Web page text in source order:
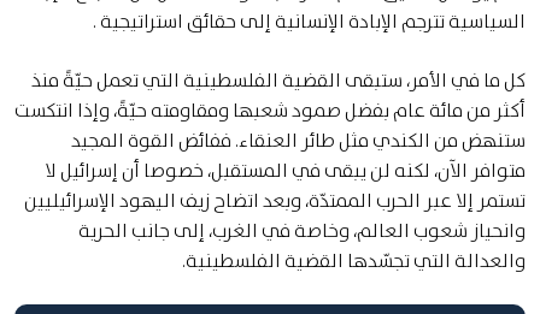
السياسية تترجم الإبادة الإنسانية إلى حقائق استراتيجية .
كل ما في الأمر، ستبقى القضية الفلسطينية التي تعمل حيّةً منذ
أكثر من مائة عام بفضل صمود شعبها ومقاومته حيّةً، وإذا انتكست
ستنهض من الكندي مثل طائر العنقاء. ففائض القوة المجيد
متوافر الآن، لكنه لن يبقى في المستقبل، خصوصا أن إسرائيل لا
تستمر إلا عبر الحرب الممتدّة، وبعد اتضاح زيف اليهود الإسرائيليين
وانحياز شعوب العالم، وخاصة في الغرب، إلى جانب الحرية
والعدالة التي تجسّدها القضية الفلسطينية.